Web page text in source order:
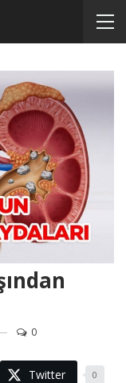
0
Twitter 0